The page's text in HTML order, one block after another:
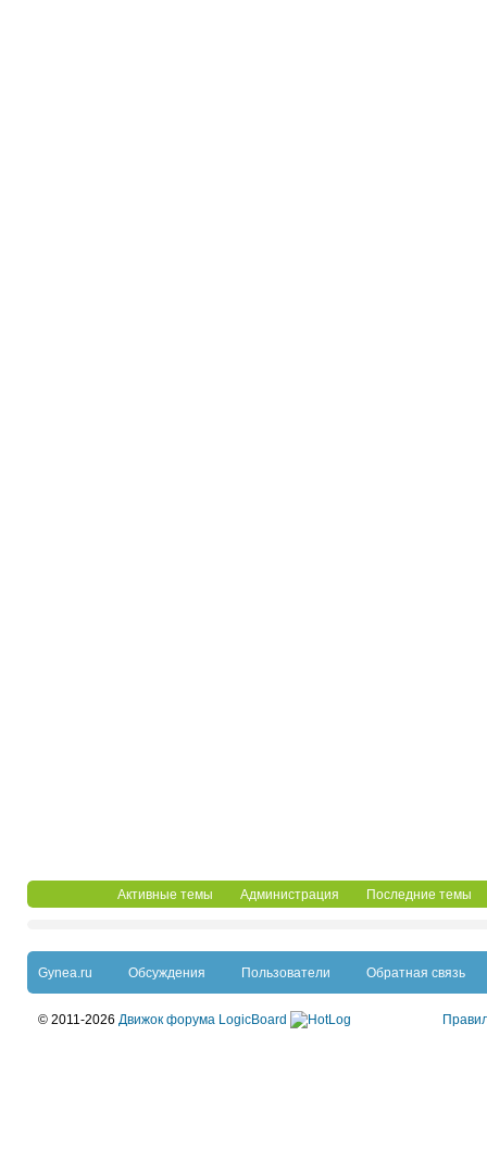
Активные темы Администрация Последние темы
Gynea.ru Обсуждения Пользователи Обратная связь
© 2011-2026 Движок форума LogicBoard